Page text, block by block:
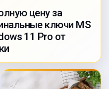
цену за
ключи MS
11 Pro от